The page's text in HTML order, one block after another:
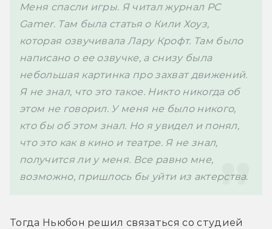
Меня спасли игры. Я читал журнал PC
Gamer. Там была статья о Кили Хоуз,
которая озвучивала Лару Крофт. Там было
написано о ее озвучке, а снизу была
небольшая картинка про захват движений.
Я не знал, что это такое. Никто никогда об
этом не говорил. У меня не было никого,
кто бы об этом знал. Но я увидел и понял,
что это как в кино и театре. Я не знал,
получится ли у меня. Все равно мне,
возможно, пришлось бы уйти из актерства.
Тогда Ньюбон решил связаться со студией